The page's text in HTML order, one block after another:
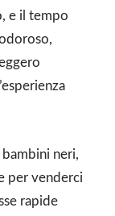
e il tempo
neri,
per venderci
rapide